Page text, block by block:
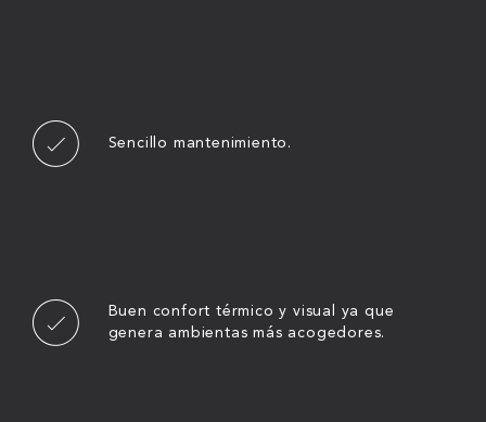
Sencillo mantenimiento.
Buen confort térmico y visual ya que
genera ambientas más acogedores.